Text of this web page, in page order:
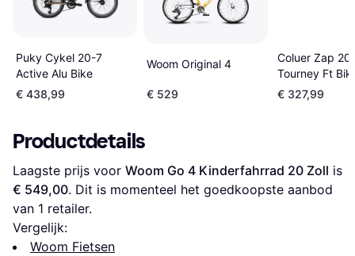
Puky Cykel 20-7
Active Alu Bike
€ 438,99
Woom Original 4
€ 529
Coluer Zap
Tourney Ft
€ 327,99
Productdetails
Laagste prijs voor Woom Go 4 Kinderfahrrad 20 Zoll
€ 549,00. Dit is momenteel het goedkoopste aanbod
van 1 retailer.
Vergelijk:
Woom Fietsen